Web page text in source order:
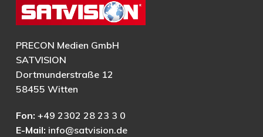
PRECON Medien GmbH
SATVISION
Dortmunderstraße 12
58455 Witten
Fon: +49 2302 28 23 3 0
E-Mail: info@satvision.de